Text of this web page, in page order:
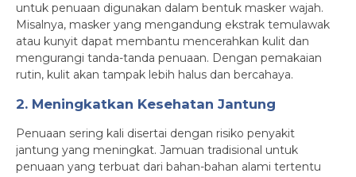
untuk penuaan digunakan dalam bentuk masker wajah.
Misalnya, masker yang mengandung ekstrak temulawak
atau kunyit dapat membantu mencerahkan kulit dan
mengurangi tanda-tanda penuaan. Dengan pemakaian
rutin, kulit akan tampak lebih halus dan bercahaya.
2. Meningkatkan Kesehatan Jantung
Penuaan sering kali disertai dengan risiko penyakit
jantung yang meningkat. Jamuan tradisional untuk
penuaan yang terbuat dari bahan-bahan alami tertentu